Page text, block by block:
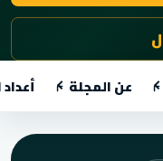
عن المجلة